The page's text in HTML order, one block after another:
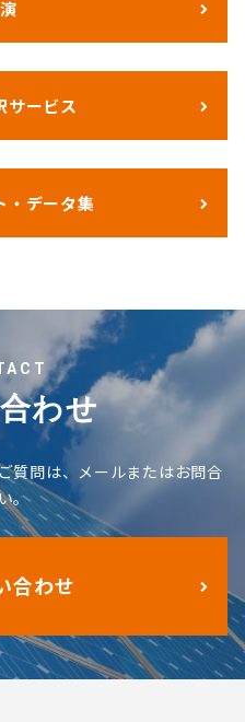
サービス
・データ集
わせ
質問は、メールまたはお問合
。
合わせ